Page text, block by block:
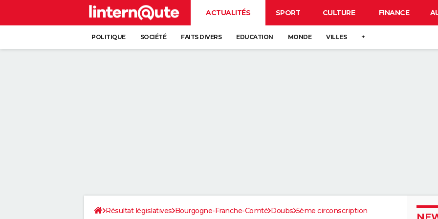
ACTUALITÉS SPORT CULTURE FINANCE
POLITIQUE SOCIÉTÉ FAITS DIVERS EDUCATION MONDE VILLES +
Résultat législatives Bourgogne-Franche-Comté Doubs 5ème circonscription